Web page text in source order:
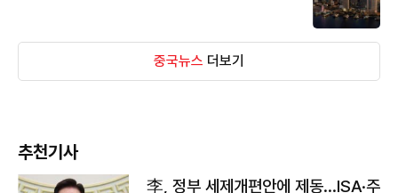
중국뉴스 더보기
추천기사
李, 정부 세제개편안에 제동…ISA·주